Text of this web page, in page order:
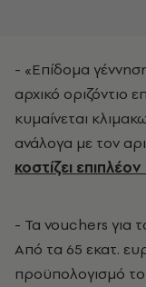
- «Επίδομα
αρχικό οριζόντιο
κυμαίνεται
ανάλογα με τον
κοστίζει
- Τα vouchers για
Από τα 65 εκατ.
προϋπολογισμό